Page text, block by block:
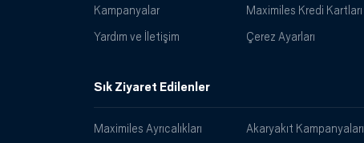
Kampanyalar Maximiles Kredi Kartları
Yardım ve İletişim
Çerez Ayarları
Sık Ziyaret Edilenler
Maximiles Ayrıcalıkları Akaryakıt Kampanyaları